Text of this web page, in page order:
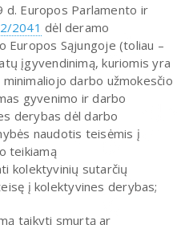
d. Europos Parlamento ir
2041 dėl deramo
Europos Sąjungoje (toliau –
įgyvendinimą, kuriomis yra
darbo užmokesčio
gyvenimo ir darbo
derybas dėl darbo
naudotis teisėmis į
teikiamą
kolektyvinių sutarčių
į kolektyvines derybas;
taikyti smurtą ar